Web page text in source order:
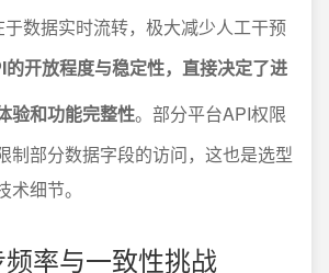
数据实时流转，极大减少人工干预
开放程度与稳定性，直接决定了进
验和功能完整性。部分平台API权限
制部分数据字段的访问，这也是选型
细节。
率与一致性挑战